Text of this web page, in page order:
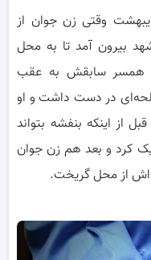
وقتی زن جوان از
بیرون آمد تا به محل
همسر سابقش به عقب
در دست داشت و او
از اینکه بنفشه بتواند
کرد و بعد هم زن جوان
از محل گریخت.